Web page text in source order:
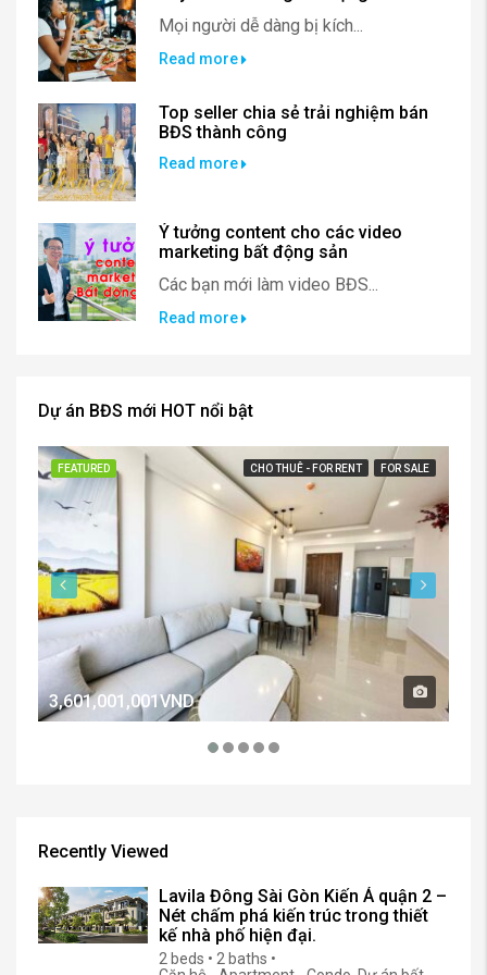
Mọi người dễ dàng bị kích...
Read more
Top seller chia sẻ trải nghiệm bán
BĐS thành công
Read more
Ý tưởng content cho các video
marketing bất động sản
Các bạn mới làm video BĐS...
Read more
Dự án BĐS mới HOT nổi bật
FEATURED CHO THUÊ - FOR RENT FOR SALE
3,601,001,001VND
Recently Viewed
Lavila Đông Sài Gòn Kiến Á quận 2 –
Nét chấm phá kiến trúc trong thiết
kế nhà phố hiện đại.
2 beds • 2 baths •